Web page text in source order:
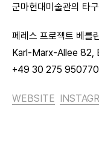
군마현대미술관의 타
페레스 프로젝트 베를
Karl-Marx-Allee 82,
+49 30 275 950770
WEBSITE